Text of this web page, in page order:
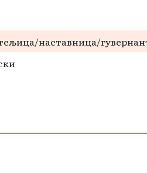
наставница/